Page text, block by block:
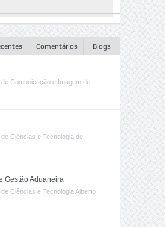
Comentários Blogs
Comunicação e Imagem de
Ciências e Tecnologia de
Gestão Aduaneira
Ciências e Tecnologia Alberto